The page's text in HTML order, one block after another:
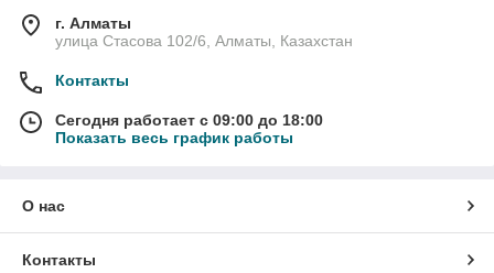
г. Алматы
улица Стасова 102/6, Алматы, Казахстан
Контакты
Сегодня работает с 09:00 до 18:00
Показать весь график работы
О нас
Контакты